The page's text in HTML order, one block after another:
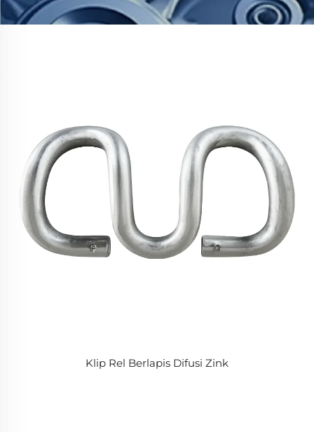
Klip Rel Berlapis Difusi Zink